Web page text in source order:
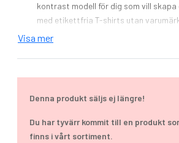
kontrast modell för dig som vill
med etikettfria T-shirts utan
Material: 100% Bomull (Heather Grey:
Viskos), (Charcoal: 60% Bomull / 40%
Tvätt: 30 ° C
Lätt enkeltröja
Neutral storlek etikett utan märke,
Visa mer
Denna produkt säljs ej längre!
Du har tyvärr kommit till en produkt
finns i vårt sortiment.